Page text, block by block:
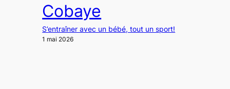
Cobaye
S’entraîner avec un bébé, tout un sport!
1 mai 2026